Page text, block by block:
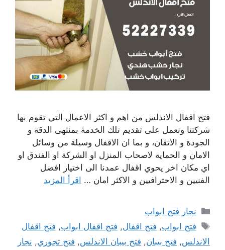
فتح اقفال الاندلس من اهم و اكثر الاعمال التي تقوم بها
شركتنا وتعمل على تقديم تلك الخدمة بمنتهى الدقة و
الجودة و الاتقان، و بما ان الاقفال وسيلة من وسائل
الامان و الحماية لاصحاب المنزل او الشركة او الفندق او
اي مكان اخر يحوي اقفال عمدنا الى اختيار افضل
الفنيين و الاحترافيين و الاكثر امان … اقرأ المزيد
التصنيفات
نجار فتح ابواب
الوسوم
فتح ابواب, فتح اقفال, فتح اقفال ابواب, فتح اقفال
الاندلس, فتح بيبان, فتح بيبان الاندلس, فتح تجوري, نجار